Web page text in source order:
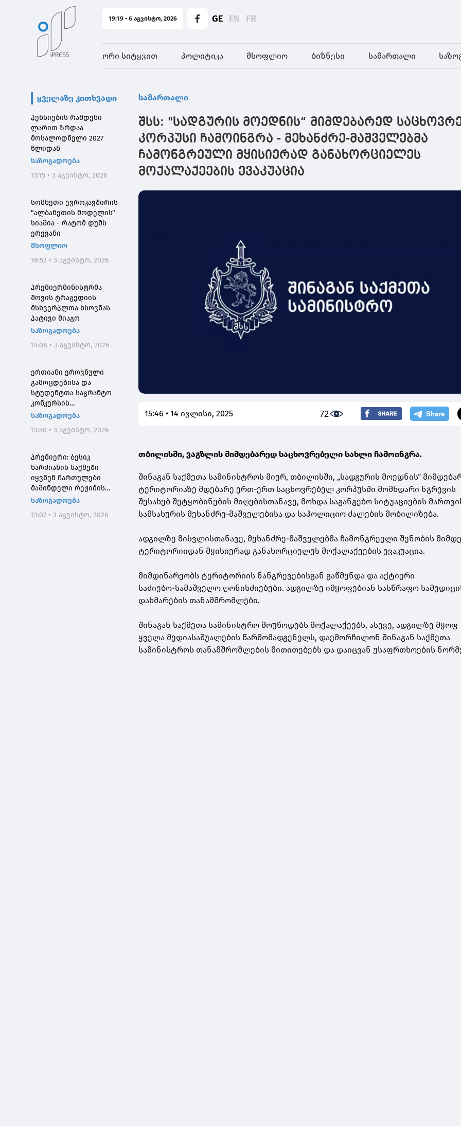
19:19 • 6 აგვისტო, 2026 GE EN FR
ორი სიტყვით პოლიტიკა მსოფლიო ბიზნესი სამართალი
ყველაზე კითხვადი
პენსიების რამდენი
ლარით ზრდაა
მოსალოდნელი 2027
წლიდან
საზოგადოება
13:15 • 3 აგვისტო, 2026
სომხეთი ევროკავშირის
"ალბანეთის მოდელის"
სიაშია - რატომ დუმს
ერევანი
მსოფლიო
18:52 • 3 აგვისტო, 2026
პრემიერმინისტრმა
შოვის ტრაგედიის
მსხვერპლთა ხსოვნას
პატივი მიაგო
საზოგადოება
14:08 • 3 აგვისტო, 2026
ერთიანი ეროვნული
გამოცდებისა და
სტუდენტთა საგრანტო
კონკურსის
მონაწილეებისთვის
განაცხადების მიღება 4
აგვისტოს 10:00
საათიდან დაიწყება
საზოგადოება
13:50 • 3 აგვისტო, 2026
პრემიერი: ბესიკ
ხარძიანის საქმეში
იყვნენ ჩართულები
მაშინდელი რეჟიმის
მაღალჩინოსნები, ეს
შეგვახსენებს იმას, თუ
საზოგადოება
13:07 • 3 აგვისტო, 2026
სამართალი
შსს: "სადგურის მოედნის“ მიმდებარედ
კორპუსი ჩამოინგრა - მეხანძრე-მაშველებმა
ჩამონგრეული მყისიერად განახორციელეს
მოქალაქეების ევაკუაცია
15:46 • 14 ივლისი, 2025 72
თბილისში, ვაგზლის მიმდებარედ საცხოვრებელი სახლი ჩამოინგრა.
შინაგან საქმეთა სამინისტროს მიერ, თბილისში, „სადგურის მოედნის“
ტერიტორიაზე მდებარე ერთ-ერთ საცხოვრებელ კორპუსში მომხდარი ნგრევის
შესახებ შეტყობინების მიღებისთანავე, მოხდა საგანგებო სიტუაციების
სამსახურის მეხანძრე-მაშველებისა და საპოლიციო ძალების მობილიზება.
ადგილზე მისვლისთანავე, მეხანძრე-მაშველებმა ჩამონგრეული შენობის
ტერიტორიიდან მყისიერად განახორციელეს მოქალაქეების ევაკუაცია.
მიმდინარეობს ტერიტორიის ნანგრევებისგან გაწმენდა და აქტიური
საძიებო-სამაშველო ღონისძიებები. ადგილზე იმყოფებიან სასწრაფო
დახმარების თანამშრომლები.
შინაგან საქმეთა სამინისტრო მოუწოდებს მოქალაქეებს, ასევე, ადგილზე მყოფ
ყველა მედიასაშუალების წარმომადგენელს, დაემორჩილონ შინაგან საქმეთა
სამინისტროს თანამშრომლების მითითებებს და დაიცვან უსაფრთხოების